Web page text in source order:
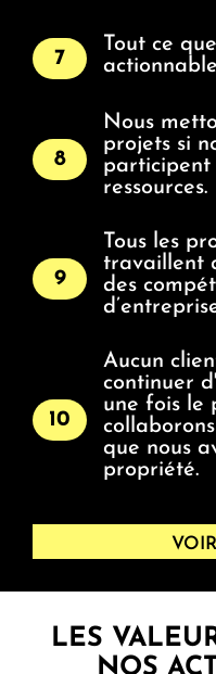
7
Tout ce
8
Nous
projets si
participent
ressources.
9
Tous les
travaillent
des
10
Aucun
continuer
une fois le
que nous
propriété.
LES
NOS